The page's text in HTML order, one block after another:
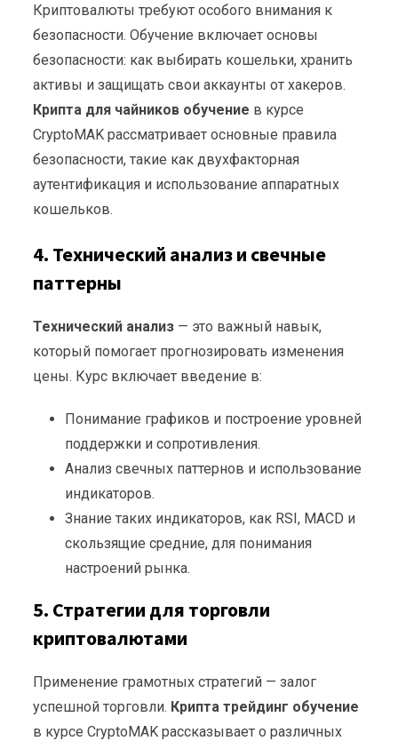
Криптовалюты требуют особого внимания к
безопасности. Обучение включает основы
безопасности: как выбирать кошельки, хранить
активы и защищать свои аккаунты от хакеров.
Крипта для чайников обучение в курсе
CryptoMAK рассматривает основные правила
безопасности, такие как двухфакторная
аутентификация и использование аппаратных
кошельков.
4. Технический анализ и свечные
паттерны
Технический анализ — это важный навык,
который помогает прогнозировать изменения
цены. Курс включает введение в:
Понимание графиков и построение уровней
поддержки и сопротивления.
Анализ свечных паттернов и использование
индикаторов.
Знание таких индикаторов, как RSI, MACD и
скользящие средние, для понимания
настроений рынка.
5. Стратегии для торговли
криптовалютами
Применение грамотных стратегий — залог
успешной торговли. Крипта трейдинг обучение
в курсе CryptoMAK рассказывает о различных